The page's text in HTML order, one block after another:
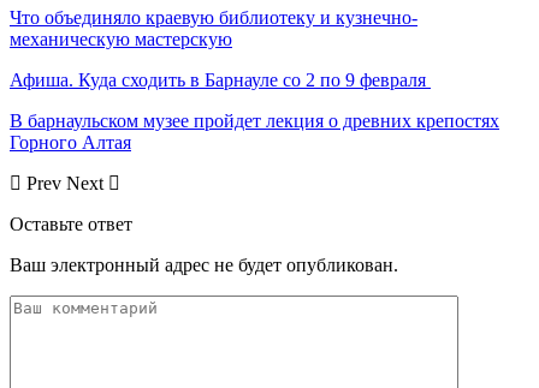
Что объединяло краевую библиотеку и кузнечно-
механическую мастерскую
Афиша. Куда сходить в Барнауле со 2 по 9 февраля
В барнаульском музее пройдет лекция о древних крепостях
Горного Алтая
Prev Next
Оставьте ответ
Ваш электронный адрес не будет опубликован.